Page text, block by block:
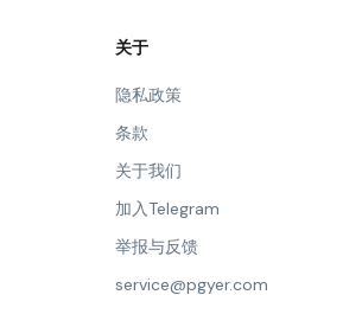
关于
隐私政策
条款
关于我们
加入Telegram
举报与反馈
service@pgyer.com